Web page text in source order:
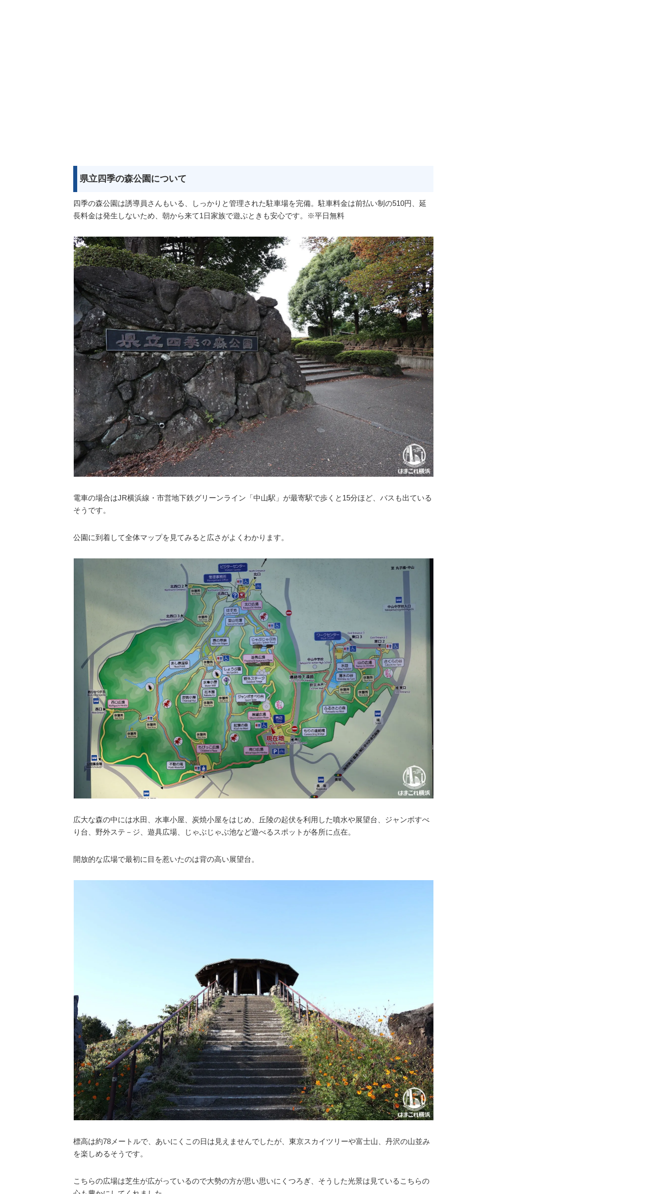
県立四季の森公園について
四季の森公園は誘導員さんもいる、しっかりと管理された駐車場を完備。駐車料金は前払い制の510円、延
長料金は発生しないため、朝から来て1日家族で遊ぶときも安心です。※平日無料
電車の場合はJR横浜線・市営地下鉄グリーンライン「中山駅」が最寄駅で歩くと15分ほど、バスも出ている
そうです。
公園に到着して全体マップを見てみると広さがよくわかります。
広大な森の中には水田、水車小屋、炭焼小屋をはじめ、丘陵の起伏を利用した噴水や展望台、ジャンボすべ
り台、野外ステ－ジ、遊具広場、じゃぶじゃぶ池など遊べるスポットが各所に点在。
開放的な広場で最初に目を惹いたのは背の高い展望台。
標高は約78メートルで、あいにくこの日は見えませんでしたが、東京スカイツリーや富士山、丹沢の山並み
を楽しめるそうです。
こちらの広場は芝生が広がっているので大勢の方が思い思いにくつろぎ、そうした光景は見ているこちらの